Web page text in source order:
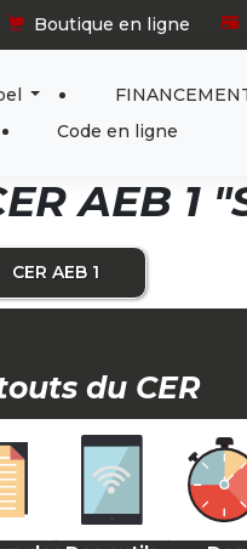
Boutique en ligne
Code en ligne
AEB 1
CER AEB 1
du CER